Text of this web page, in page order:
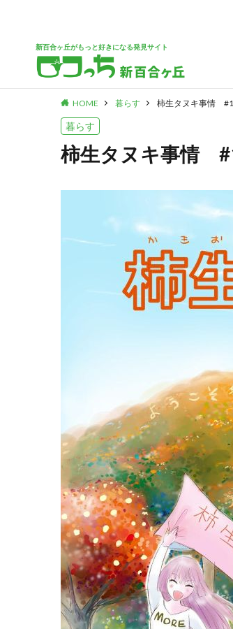
新百合ヶ丘がもっと好きになる発見サイト
HOME 暮らす 柿生タヌキ事情
暮らす
柿生タヌキ事情